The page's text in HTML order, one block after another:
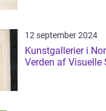
12 september 2024
Kunstgallerier i
Verden af Visuelle